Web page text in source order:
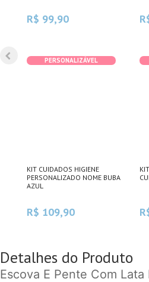
R$ 99,90
PERSONALIZÁVEL
KIT CUIDADOS HIGIENE
PERSONALIZADO NOME BUBA
AZUL
R$ 109,90
Detalhes do Produto
Escova E Pente Com